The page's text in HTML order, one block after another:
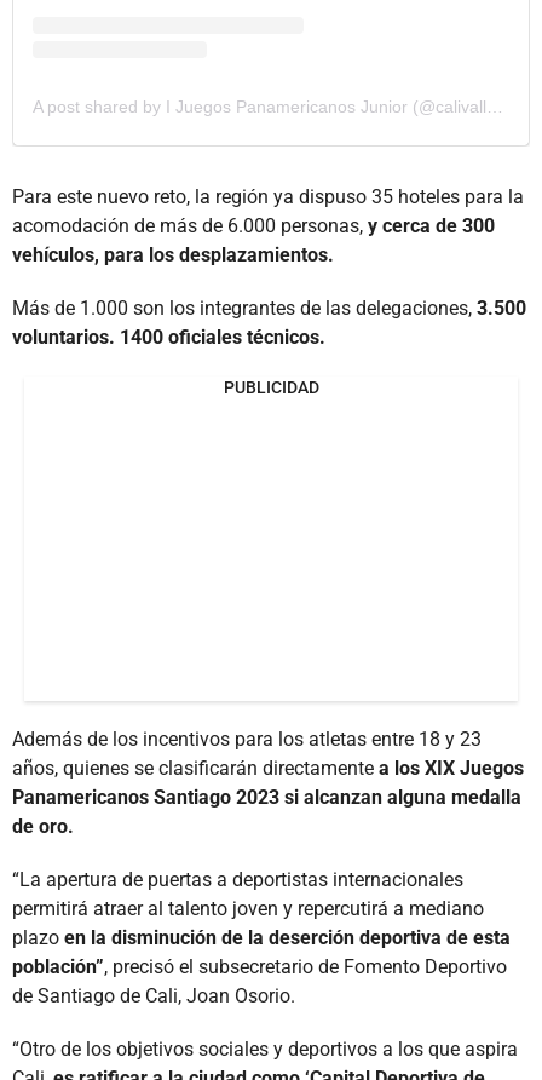
A post shared by I Juegos Panamericanos Junior (@calivalle2021)
Para este nuevo reto, la región ya dispuso 35 hoteles para la
acomodación de más de 6.000 personas, y cerca de 300
vehículos, para los desplazamientos.
Más de 1.000 son los integrantes de las delegaciones, 3.500
voluntarios. 1400 oficiales técnicos.
PUBLICIDAD
Además de los incentivos para los atletas entre 18 y 23
años, quienes se clasificarán directamente a los XIX Juegos
Panamericanos Santiago 2023 si alcanzan alguna medalla
de oro.
“La apertura de puertas a deportistas internacionales
permitirá atraer al talento joven y repercutirá a mediano
plazo en la disminución de la deserción deportiva de esta
población”, precisó el subsecretario de Fomento Deportivo
de Santiago de Cali, Joan Osorio.
“Otro de los objetivos sociales y deportivos a los que aspira